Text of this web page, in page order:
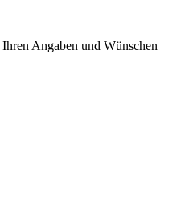
Angaben und Wünschen